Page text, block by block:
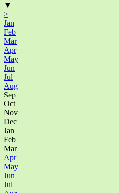
▼
>
Jan
Feb
Mar
Apr
May
Jun
Jul
Aug
Sep
Oct
Nov
Dec
Jan
Feb
Mar
Apr
May
Jun
Jul